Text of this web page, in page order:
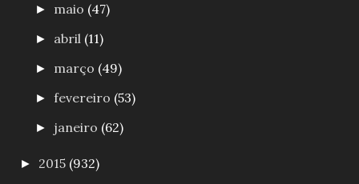
► maio (47)
► abril (11)
► março (49)
►fevereiro (53)
► janeiro (62)
► 2015 (932)